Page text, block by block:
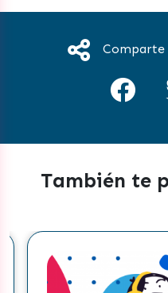
Comparte
También te